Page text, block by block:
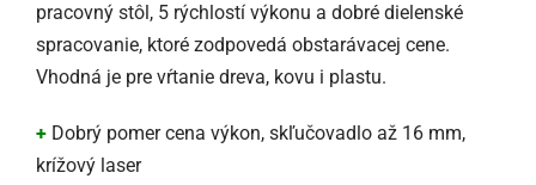
pracovný stôl, 5 rýchlostí výkonu a dobré dielenské
spracovanie, ktoré zodpovedá obstarávacej cene.
Vhodná je pre vŕtanie dreva, kovu i plastu.
+ Dobrý pomer cena výkon, skľučovadlo až 16 mm,
krížový laser